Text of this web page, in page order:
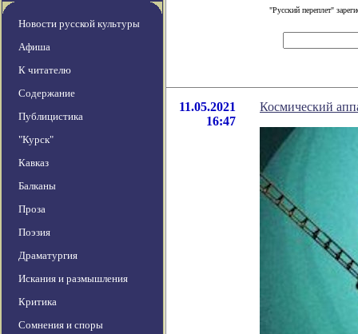
Новости русской культуры
Афиша
К читателю
Содержание
Публицистика
"Курск"
Кавказ
Балканы
Проза
Поэзия
Драматургия
Искания и размышления
Критика
Сомнения и споры
"Русский переплет"
11.05.2021
16:47
Космический